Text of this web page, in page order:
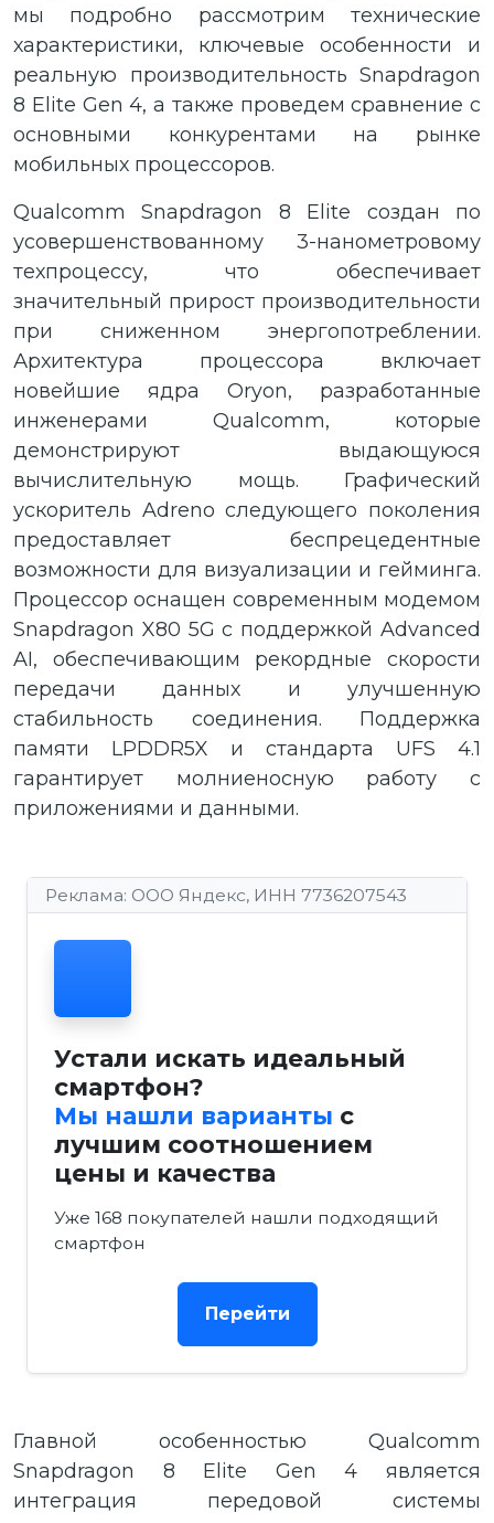
мы подробно рассмотрим технические
характеристики, ключевые особенности и
реальную производительность Snapdragon
8 Elite Gen 4, а также проведем сравнение с
основными конкурентами на рынке
мобильных процессоров.
Qualcomm Snapdragon 8 Elite создан по
усовершенствованному 3-нанометровому
техпроцессу, что обеспечивает
значительный прирост производительности
при сниженном энергопотреблении.
Архитектура процессора включает
новейшие ядра Oryon, разработанные
инженерами Qualcomm, которые
демонстрируют выдающуюся
вычислительную мощь. Графический
ускоритель Adreno следующего поколения
предоставляет беспрецедентные
возможности для визуализации и гейминга.
Процессор оснащен современным модемом
Snapdragon X80 5G с поддержкой Advanced
AI, обеспечивающим рекордные скорости
передачи данных и улучшенную
стабильность соединения. Поддержка
памяти LPDDR5X и стандарта UFS 4.1
гарантирует молниеносную работу с
приложениями и данными.
Реклама: ООО Яндекс, ИНН 7736207543
Устали искать идеальный
смартфон?
Мы нашли варианты с
лучшим соотношением
цены и качества
Уже 168 покупателей нашли подходящий
смартфон
Перейти
Главной особенностью Qualcomm
Snapdragon 8 Elite Gen 4 является
интеграция передовой системы